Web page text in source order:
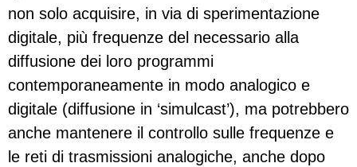
non solo acquisire, in via di sperimentazione
digitale, più frequenze del necessario alla
diffusione dei loro programmi
contemporaneamente in modo analogico e
digitale (diffusione in ‘simulcast’), ma potrebbero
anche mantenere il controllo sulle frequenze e
le reti di trasmissioni analogiche, anche dopo